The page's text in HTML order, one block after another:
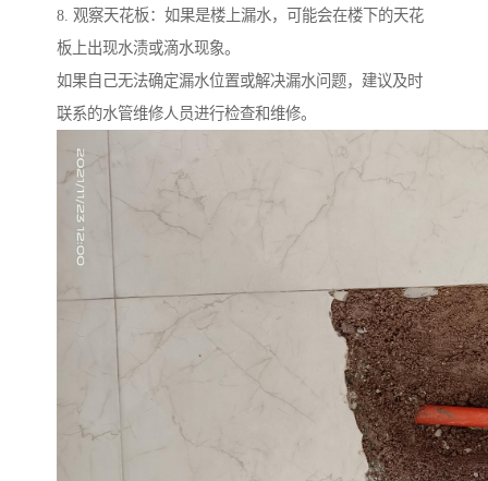
8. 观察天花板：如果是楼上漏水，可能会在楼下的天花
板上出现水渍或滴水现象。
如果自己无法确定漏水位置或解决漏水问题，建议及时
联系的水管维修人员进行检查和维修。